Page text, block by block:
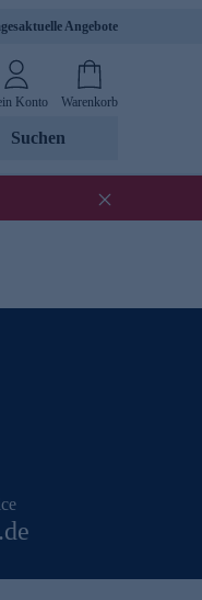
Angebote
Konto Warenkorb
Suchen